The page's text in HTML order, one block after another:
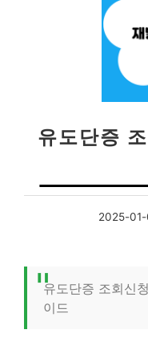
유도단증
2025-01-
유도단증 조회신
이드